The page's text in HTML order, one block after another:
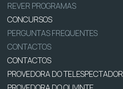
REVER PROGRAMAS
CONCURSOS
PERGUNTAS FREQUENTES
CONTACTOS
CONTACTOS
PROVEDORA DO TELESPECTADOR